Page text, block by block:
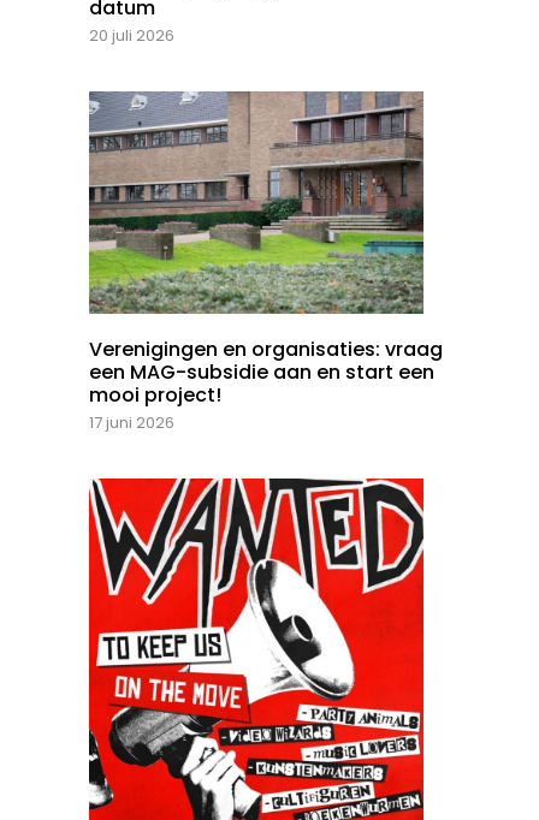
datum
20 juli 2026
Verenigingen en organisaties: vraag
een MAG-subsidie aan en start een
mooi project!
17 juni 2026